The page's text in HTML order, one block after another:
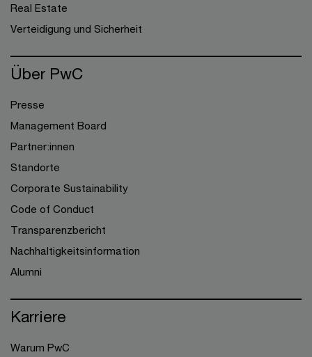
Real Estate
Verteidigung und Sicherheit
Über PwC
Presse
Management Board
Partner:innen
Standorte
Corporate Sustainability
Code of Conduct
Transparenzbericht
Nachhaltigkeitsinformation
Alumni
Karriere
Warum PwC